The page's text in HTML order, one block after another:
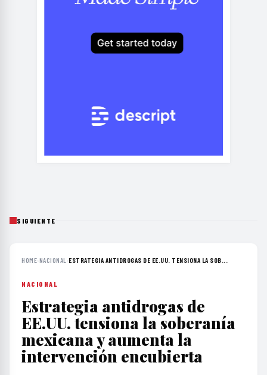
SIGUIENTE
HOME›NACIONAL ›ESTRATEGIA ANTIDROGAS DE EE.UU. TENSIONA LA SOB...
NACIONAL
Estrategia antidrogas de
EE.UU. tensiona la soberanía
mexicana y aumenta la
intervención encubierta